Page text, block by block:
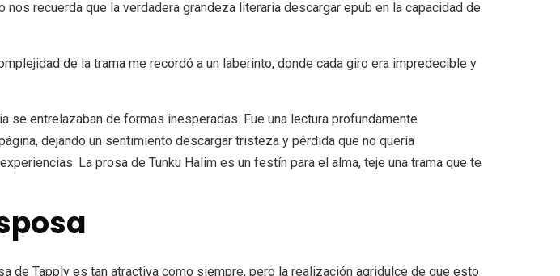
recuerda que la verdadera grandeza literaria descargar epub en la capacidad de
de la trama me recordó a un laberinto, donde cada giro era impredecible y
se entrelazaban de formas inesperadas. Fue una lectura profundamente
dejando un sentimiento descargar tristeza y pérdida que no quería
La prosa de Tunku Halim es un festín para el alma, teje una trama que te
de Tapply es tan atractiva como siempre, pero la realización agridulce de que esto